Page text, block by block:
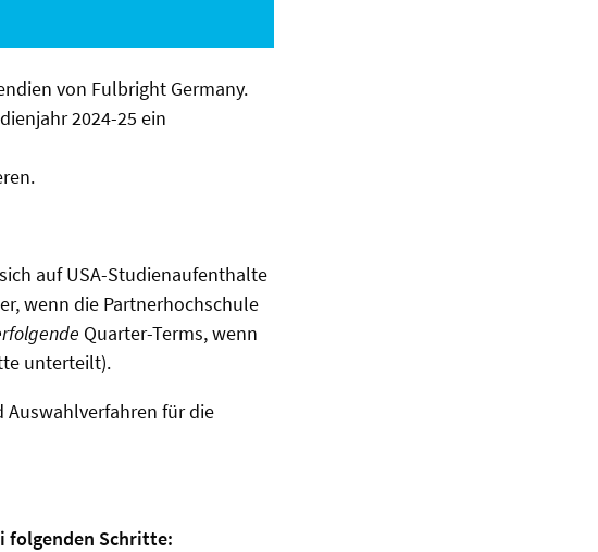
von Fulbright Germany.
2024-25 ein
auf USA-Studienaufenthalte
wenn die Partnerhochschule
Quarter-Terms, wenn
unterteilt).
für die
folgenden Schritte: